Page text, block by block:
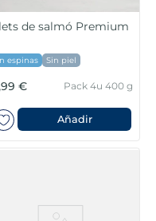
de salmó Premium
espinas Sin piel
€ Pack 4u 400 g
Añadir